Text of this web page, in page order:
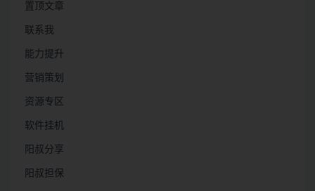
置顶文章
联系我
能力提升
营销策划
资源专区
软件挂机
阳叔分享
阳叔担保